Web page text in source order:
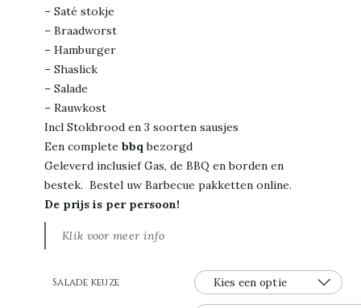
– Saté stokje
– Braadworst
– Hamburger
– Shaslick
– Salade
– Rauwkost
Incl Stokbrood en 3 soorten sausjes
Een complete bbqbezorgd
Geleverd inclusief Gas, de BBQ en borden en
bestek. Bestel uw Barbecue pakketten online.
De prijs is per persoon!
Klik voor meer info
Salade keuze